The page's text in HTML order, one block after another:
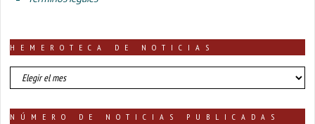
HEMEROTECA DE NOTICIAS
HEMEROTECA
DE
NÚMERO DE NOTICIAS PUBLICADAS